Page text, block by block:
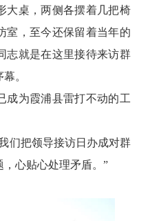
大桌，两侧各摆着几把椅
室，至今还保留着当年的
志就是在这里接待来访群
。
成为霞浦县雷打不动的工
们把领导接访日办成对群
心贴心处理矛盾。”